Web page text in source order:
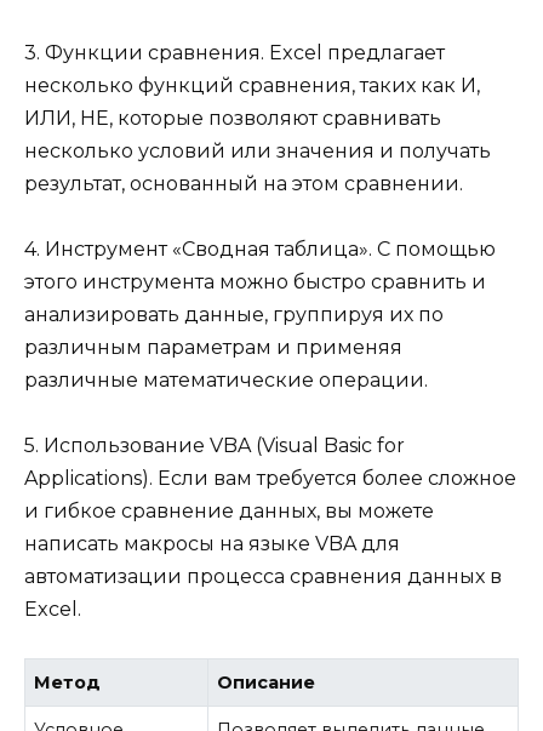
3. Функции сравнения. Excel предлагает
несколько функций сравнения, таких как И,
ИЛИ, НЕ, которые позволяют сравнивать
несколько условий или значения и получать
результат, основанный на этом сравнении.
4. Инструмент «Сводная таблица». С помощью
этого инструмента можно быстро сравнить и
анализировать данные, группируя их по
различным параметрам и применяя
различные математические операции.
5. Использование VBA (Visual Basic for
Applications). Если вам требуется более сложное
и гибкое сравнение данных, вы можете
написать макросы на языке VBA для
автоматизации процесса сравнения данных в
Excel.
Метод Описание